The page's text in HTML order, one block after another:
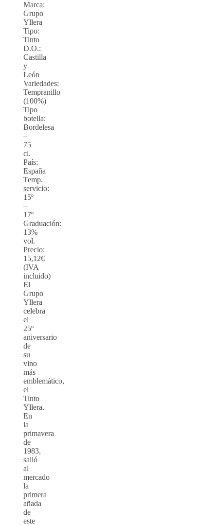
Marca:
Grupo
Yllera
Tipo:
Tinto
D.O.:
Castilla
y
León
Variedades:
Tempranillo
(100%)
Tipo
botella:
Bordelesa
–
75
cl.
País:
España
Temp.
servicio:
15º
–
17º
Graduación:
13%
vol.
Precio:
15,12€
(IVA
incluido)
El
Grupo
Yllera
celebra
el
25º
aniversario
de
su
vino
más
emblemático,
el
Tinto
Yllera.
En
la
primavera
de
1983,
salió
al
mercado
la
primera
añada
de
este